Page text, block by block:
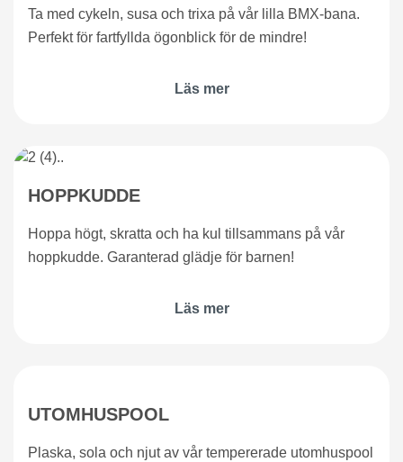
Ta med cykeln, susa och trixa på vår lilla BMX-bana.
Perfekt för fartfyllda ögonblick för de mindre!
Läs mer
HOPPKUDDE
Hoppa högt, skratta och ha kul tillsammans på vår
hoppkudde. Garanterad glädje för barnen!
Läs mer
UTOMHUSPOOL
Plaska, sola och njut av vår tempererade utomhuspool